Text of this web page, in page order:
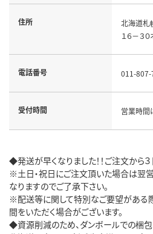
住所
北海道札
１６－３
電話番号 011-807-
受付時間 営業時間
◆発送が早くなりました！！ご注文か
※土日・祝日にご注文頂いた場合は翌
なりますのでご了承下さい。
※配送等に関して特別なご要望がある
間をいただく場合がございます。
◆資源削減のため、ダンボールでの梱